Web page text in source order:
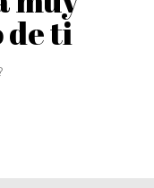
de ti